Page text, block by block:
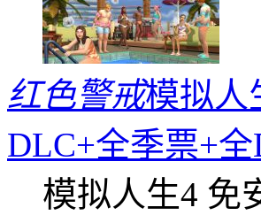
红色警戒模拟人
DLC+全季票+
模拟人生4 免